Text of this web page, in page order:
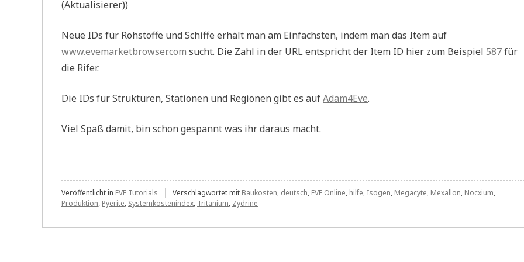
(Aktualisierer))
Neue IDs für Rohstoffe und Schiffe erhält man am Einfachsten, indem man das Item auf
www.evemarketbrowser.com sucht. Die Zahl in der URL entspricht der Item ID hier zum Beispiel 587für
die Rifer.
Die IDs für Strukturen, Stationen und Regionen gibt es aufAdam4Eve.
Viel Spaß damit, bin schon gespannt was ihr daraus macht.
Veröffentlicht in EVE Tutorials Verschlagwortet mit Baukosten, deutsch, EVE Online, hilfe, Isogen, Megacyte, Mexallon, Nocxium,
Produktion, Pyerite, Systemkostenindex, Tritanium, Zydrine